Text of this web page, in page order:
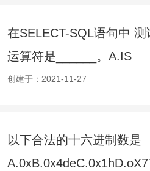
在SELECT-SQL语句中
运算符是______。A.IS
创建于：2021-11-27
以下合法的十六进制数是